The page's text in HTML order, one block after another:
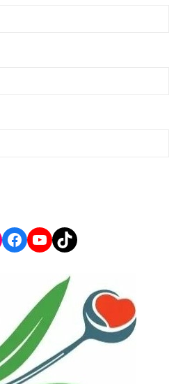
Facebook
YouTube
TikTok